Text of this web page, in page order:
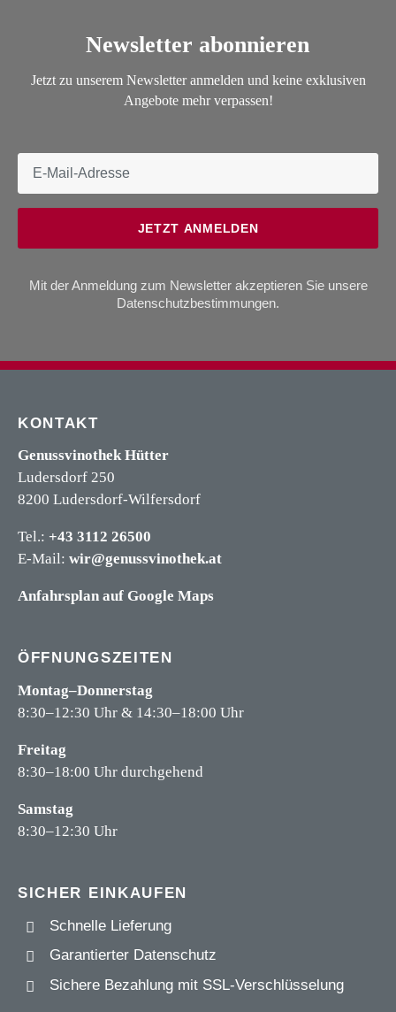
Newsletter abonnieren
Jetzt zu unserem Newsletter anmelden und keine exklusiven
Angebote mehr verpassen!
JETZT ANMELDEN
Mit der Anmeldung zum Newsletter akzeptieren Sie unsere
Datenschutzbestimmungen.
KONTAKT
Genussvinothek Hütter
Ludersdorf 250
8200 Ludersdorf-Wilfersdorf
Tel.: +43 3112 26500
E-Mail: wir@genussvinothek.at
Anfahrsplan auf Google Maps
ÖFFNUNGSZEITEN
Montag–Donnerstag
8:30–12:30 Uhr & 14:30–18:00 Uhr
Freitag
8:30–18:00 Uhr durchgehend
Samstag
8:30–12:30 Uhr
SICHER EINKAUFEN
Schnelle Lieferung
Garantierter Datenschutz
Sichere Bezahlung mit SSL-Verschlüsselung